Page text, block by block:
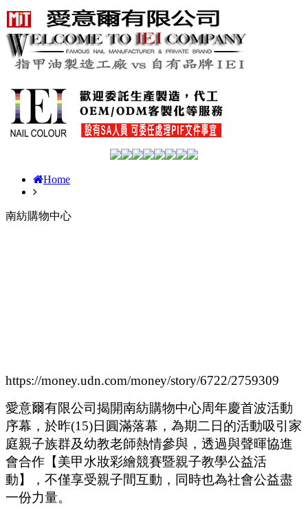
Home
南紡購物中心
https://money.udn.com/money/story/6722/2759309
愛意爾有限公司揭開南紡購物中心周年慶首波活動
序幕，於昨(15)日圓滿落幕，為期二日的活動吸引家
庭親子族群及幼教老師熱情參與，透過與聲暉協進
會合作【美甲水妝彩繪競賽暨親子教學公益活
動】，不僅享受親子間互動，同時也為社會公益盡
一份力量。